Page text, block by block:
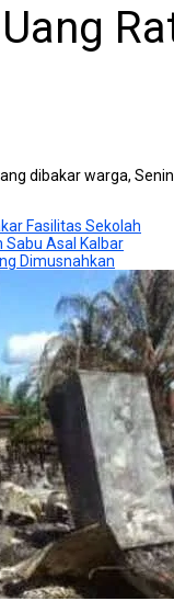
dibakar warga,
Fasilitas Sekolah
Sabu Asal Kalbar
Dimusnahkan